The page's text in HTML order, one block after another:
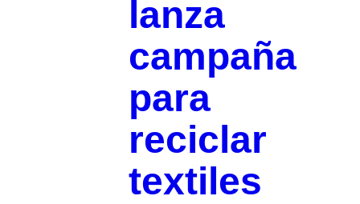
lanza
campaña
para
reciclar
textiles